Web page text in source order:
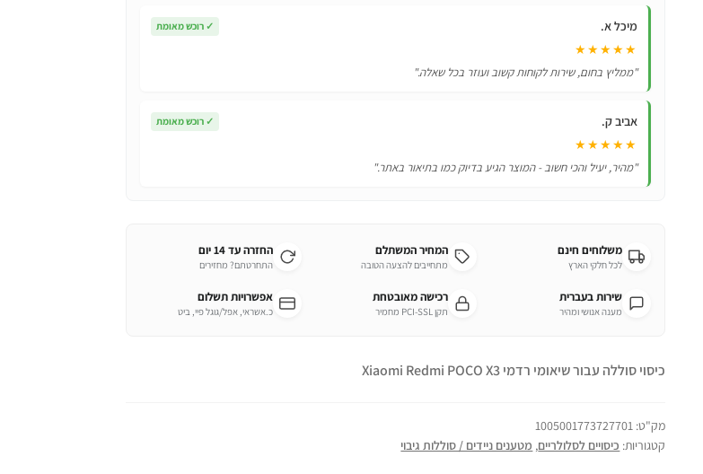
בקיבולת
עוצמתית
6800mAh
מיכל א. ✓ רוכש מאומת
★★★★★
"ממליץ בחום, שירות לקוחות קשוב ועוזר בכל שאלה."
אביב ק. ✓ רוכש מאומת
★★★★★
"מהיר, יעיל והכי חשוב - המוצר הגיע בדיוק כמו בתיאור באתר."
משלוחים חינם
לכל חלקי הארץ
המחיר המשתלם
מתחייבים להצעה הטובה
החזרה עד 14 יום
התחרטתם? מחזירים
שירות בעברית
מענה אנושי ומהיר
רכישה מאובטחת
תקן PCI-SSL מחמיר
אפשרויות תשלום
כ.אשראי, אפל/גוגל פיי, ביט
כיסוי סוללה עבור שיאומי רדמי Xiaomi Redmi POCO X3
מק"ט: 1005001773727701
קטגוריות: כיסויים לסלולריים, מטענים ניידים / סוללות גיבוי